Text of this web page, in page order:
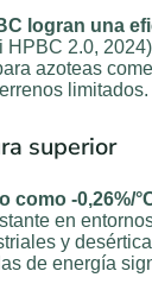
logran una
HPBC 2.0,
azoteas
limitados.
superior
como -0,26%/
en
y
de energía